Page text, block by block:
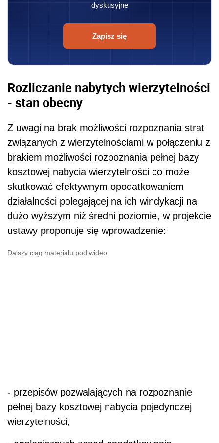
dyskusyjne
Zapisz się
Rozliczanie nabytych wierzytelności
- stan obecny
Z uwagi na brak możliwości rozpoznania strat
związanych z wierzytelnościami w połączeniu z
brakiem możliwości rozpoznania pełnej bazy
kosztowej nabycia wierzytelności co może
skutkować efektywnym opodatkowaniem
działalności polegającej na ich windykacji na
dużo wyższym niż średni poziomie, w projekcie
ustawy proponuje się wprowadzenie:
Dalszy ciąg materiału pod wideo
- przepisów pozwalających na rozpoznanie
pełnej bazy kosztowej nabycia pojedynczej
wierzytelności,